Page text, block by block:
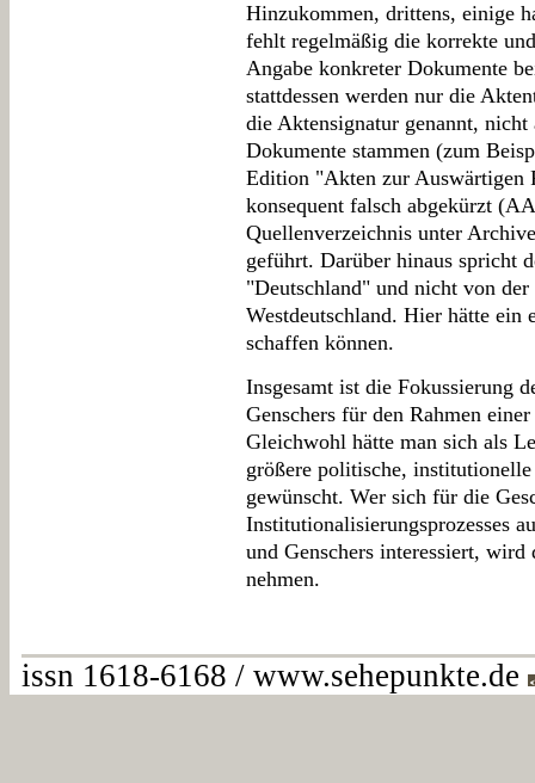
Hinzukommen, drittens, einige
fehlt regelmäßig die korrekte
Angabe konkreter Dokumente
stattdessen werden nur die
die Aktensignatur genannt,
Dokumente stammen (zum
Edition "Akten zur
konsequent falsch abgekürzt
Quellenverzeichnis unter
geführt. Darüber hinaus spricht
"Deutschland" und nicht von
Westdeutschland. Hier hätte
schaffen können.
Insgesamt ist die Fokussierung
Genschers für den Rahmen
Gleichwohl hätte man sich als
größere politische,
gewünscht. Wer sich für die
Institutionalisierungsprozesses
und Genschers interessiert,
nehmen.
issn 1618-6168 / www.sehepunkte.de